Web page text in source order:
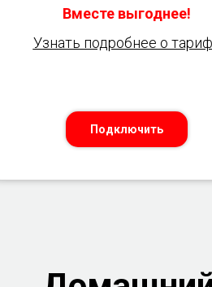
Вместе выгоднее!
Узнать подробнее о
Подключить